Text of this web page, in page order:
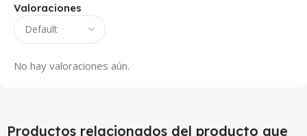
Valoraciones
No hay valoraciones aún.
Productos relacionados del producto que